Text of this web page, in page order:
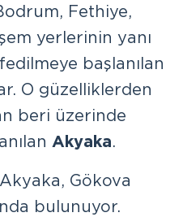
Fethiye,
yerlerinin yanı
başlanılan
O güzelliklerden
beri üzerinde
Akyaka.
Gökova
bulunuyor.